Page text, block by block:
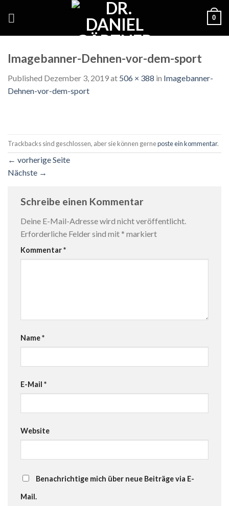
0
Imagebanner-Dehnen-vor-dem-sport
Published Dezember 3, 2019at 506 × 388 in Imagebanner-
Dehnen-vor-dem-sport
Trackbacks sind geschlossen, aber sie können gerneposte ein kommentar.
← vorherige Seite
Nächste →
Schreibe einen Kommentar
Deine E-Mail-Adresse wird nicht veröffentlicht.
Erforderliche Felder sind mit * markiert
Kommentar*
Name*
E-Mail *
Website
Benachrichtige mich über neue Beiträge via E-
Mail.